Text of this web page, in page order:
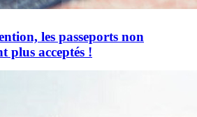
les passeports non
plus acceptés !